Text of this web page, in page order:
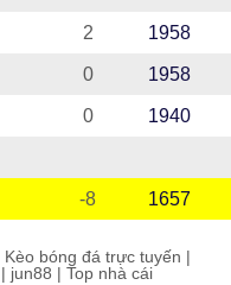
2 1958
0 1958
0 1940
-8 1657
Kèo bóng đá trực tuyến |
| jun88 | Top nhà cái